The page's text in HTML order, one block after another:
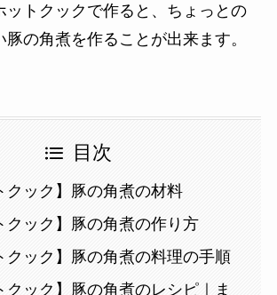
ットクックで作ると、ちょっとの
の角煮を作ることが出来ます。
目次
クック】豚の角煮の材料
クック】豚の角煮の作り方
クック】豚の角煮の料理の手順
クック】豚の角煮のレシピ｜ま